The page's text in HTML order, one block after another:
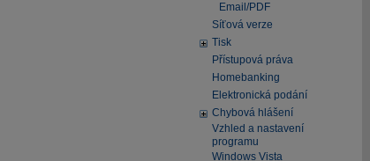
Email/PDF
Síťová verze
Tisk
Přístupová práva
Homebanking
Elektronická podání
Chybová hlášení
Vzhled a nastavení
programu
Windows Vista